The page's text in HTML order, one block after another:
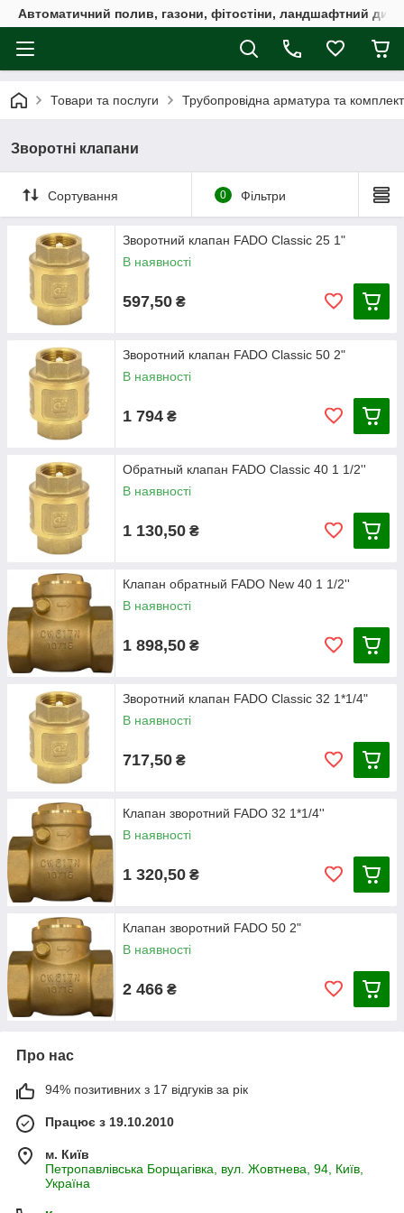
Автоматичний полив, газони, фітостіни, ландшафтний
Товари та послуги Трубопровідна арматура та
Зворотні клапани
Сортування 0 Фільтри
Зворотний клапан FADO Classic 25 1"
В наявності
597,50 ₴
Зворотний клапан FADO Classic 50 2"
В наявності
1 794 ₴
Обратный клапан FADO Classic 40 1 1/2''
В наявності
1 130,50 ₴
Клапан обратный FADO New 40 1 1/2''
В наявності
1 898,50 ₴
Зворотний клапан FADO Classic 32 1*1/4"
В наявності
717,50 ₴
Клапан зворотний FADO 32 1*1/4''
В наявності
1 320,50 ₴
Клапан зворотний FADO 50 2"
В наявності
2 466 ₴
Про нас
94% позитивних з 17 відгуків за рік
Працює з 19.10.2010
м. Київ
Петропавлівська Борщагівка, вул. Жовтнева, 94, Київ,
Україна